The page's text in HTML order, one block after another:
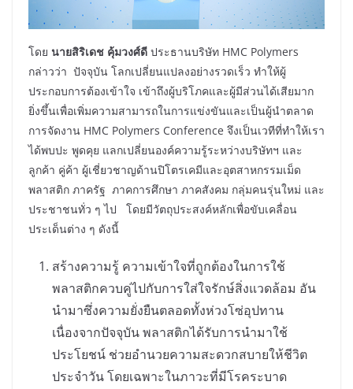
โดย นายสิริเดช คุ้มวงศ์ดี ประธานบริษัท HMC Polymers
กล่าวว่า ปัจจุบัน โลกเปลี่ยนแปลงอย่างรวดเร็ว ทำให้ผู้
ประกอบการต้องเข้าใจ เข้าถึงผู้บริโภคและผู้มีส่วนได้เสียมาก
ยิ่งขึ้นเพื่อเพิ่มความสามารถในการแข่งขันและเป็นผู้นำตลาด
การจัดงาน HMC Polymers Conference จึงเป็นเวทีที่ทำให้เรา
ได้พบปะ พูดคุย แลกเปลี่ยนองค์ความรู้ระหว่างบริษัทฯ และ
ลูกค้า คู่ค้า ผู้เชี่ยวชาญด้านปิโตรเคมีและอุตสาหกรรมเม็ด
พลาสติก ภาครัฐ ภาคการศึกษา ภาคสังคม กลุ่มคนรุ่นใหม่ และ
ประชาชนทั่ว ๆ ไป โดยมีวัตถุประสงค์หลักเพื่อขับเคลื่อน
ประเด็นต่าง ๆ ดังนี้
สร้างความรู้ ความเข้าใจที่ถูกต้องในการใช้
พลาสติกควบคู่ไปกับการใส่ใจรักษ์สิ่งแวดล้อม อัน
นำมาซึ่งความยั่งยืนตลอดทั้งห่วงโซ่อุปทาน
เนื่องจากปัจจุบัน พลาสติกได้รับการนำมาใช้
ประโยชน์ ช่วยอำนวยความสะดวกสบายให้ชีวิต
ประจำวัน โดยเฉพาะในภาวะที่มีโรคระบาด